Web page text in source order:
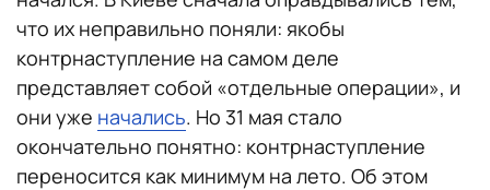
что их неправильно поняли: якобы
контрнаступление на самом деле
представляет собой «отдельные операции», и
они уже начались. Но 31 мая стало
окончательно понятно: контрнаступление
переносится как минимум на лето. Об этом